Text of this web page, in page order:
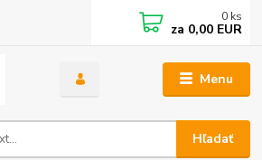
Menu
Hľadať
0 ks
za 0,00 EUR